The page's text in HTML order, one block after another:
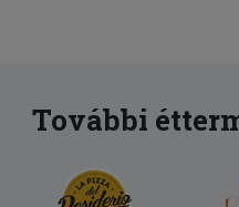
További